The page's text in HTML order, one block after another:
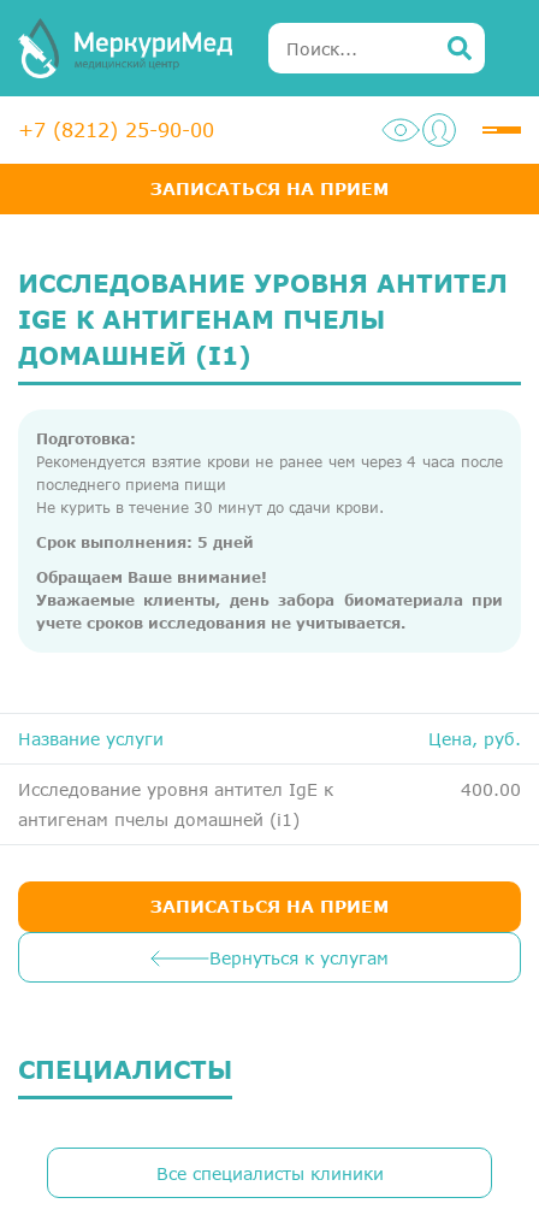
+7 (8212) 25-90-00
ЗАПИСАТЬСЯ НА ПРИЕМ
Услуги
Диагностика
Медосмотры для справок
Главная
О компании
Новости
Контакты
Справка для налоговой
Вакансии
ИССЛЕДОВАНИЕ УРОВНЯ АНТИТЕЛ
IGE К АНТИГЕНАМ ПЧЕЛЫ
ДОМАШНЕЙ (I1)
Подготовка:
Рекомендуется взятие крови не ранее чем через 4 часа после
последнего приема пищи
Не курить в течение 30 минут до сдачи крови.
Срок выполнения: 5 дней
Обращаем Ваше внимание!
Уважаемые клиенты, день забора биоматериала при
учете сроков исследования не учитывается.
Название услуги Цена, руб.
Исследование уровня антител IgE к
антигенам пчелы домашней (i1)
400.00
Вернуться к услугам
ЗАПИСАТЬСЯ НА ПРИЕМ
СПЕЦИАЛИСТЫ
Все специалисты клиники